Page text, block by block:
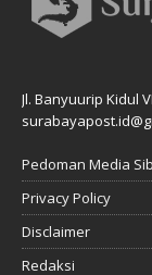
Jl. Banyuurip Kidul
Pedoman Media
Privacy Policy
Disclaimer
Redaksi